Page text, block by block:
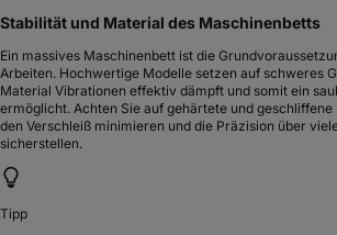
Stabilität und Material des Maschinenbetts
Ein massives Maschinenbett ist die
Arbeiten. Hochwertige Modelle setzen auf schweres
Material Vibrationen effektiv dämpft und somit ein
ermöglicht. Achten Sie auf gehärtete und
den Verschleiß minimieren und die Präzision über
sicherstellen.
Tipp